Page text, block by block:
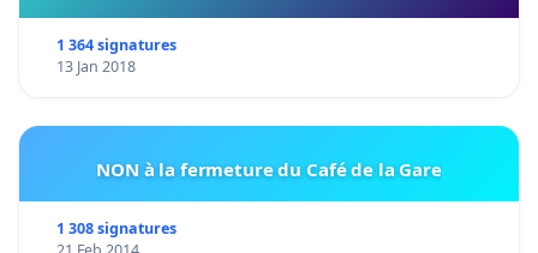
1 364 signatures
13 Jan 2018
NON à la fermeture du Café de la Gare
1 308 signatures